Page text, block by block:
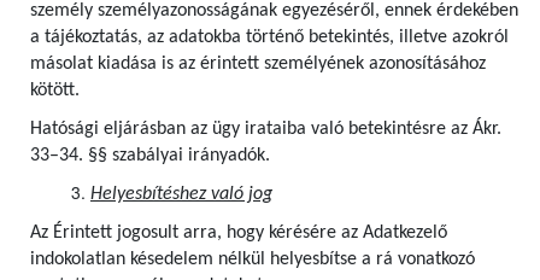
személy személyazonosságának egyezéséről, ennek érdekében
a tájékoztatás, az adatokba történő betekintés, illetve azokról
másolat kiadása is az érintett személyének azonosításához
kötött.
Hatósági eljárásban az ügy irataiba való betekintésre az Ákr.
33–34. §§ szabályai irányadók.
Helyesbítéshez való jog
Az Érintett jogosult arra, hogy kérésére az Adatkezelő
indokolatlan késedelem nélkül helyesbítse a rá vonatkozó